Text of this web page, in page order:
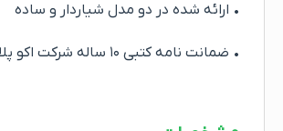
• ارائه شده در دو مدل شیاردار و ساده
• ضمانت نامه کتبی ۱۰ ساله شرکت اکو پلاس